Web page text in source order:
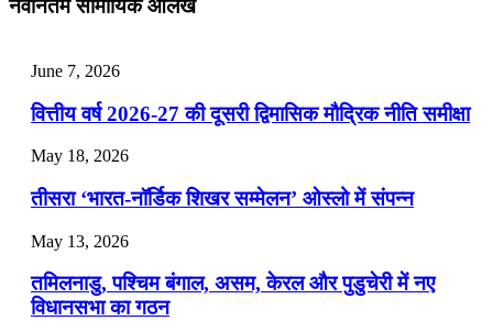
July 22, 2026
📝 डेली करेंट अफेयर्स: 19-21 जुलाई 2026
July 19, 2026
📝 डेली करेंट अफेयर्स: 16-18 जुलाई 2026
July 16, 2026
📝 डेली करेंट अफेयर्स: 13-15 जुलाई 2026
नवीनतम सामायिक आलेख
June 7, 2026
वित्तीय वर्ष 2026-27 की दूसरी द्विमासिक मौद्रिक नीति समीक्षा
May 18, 2026
तीसरा ‘भारत-नॉर्डिक शिखर सम्मेलन’ ओस्लो में संपन्न
May 13, 2026
तमिलनाडु, पश्चिम बंगाल, असम, केरल और पुडुचेरी में नए
विधानसभा का गठन